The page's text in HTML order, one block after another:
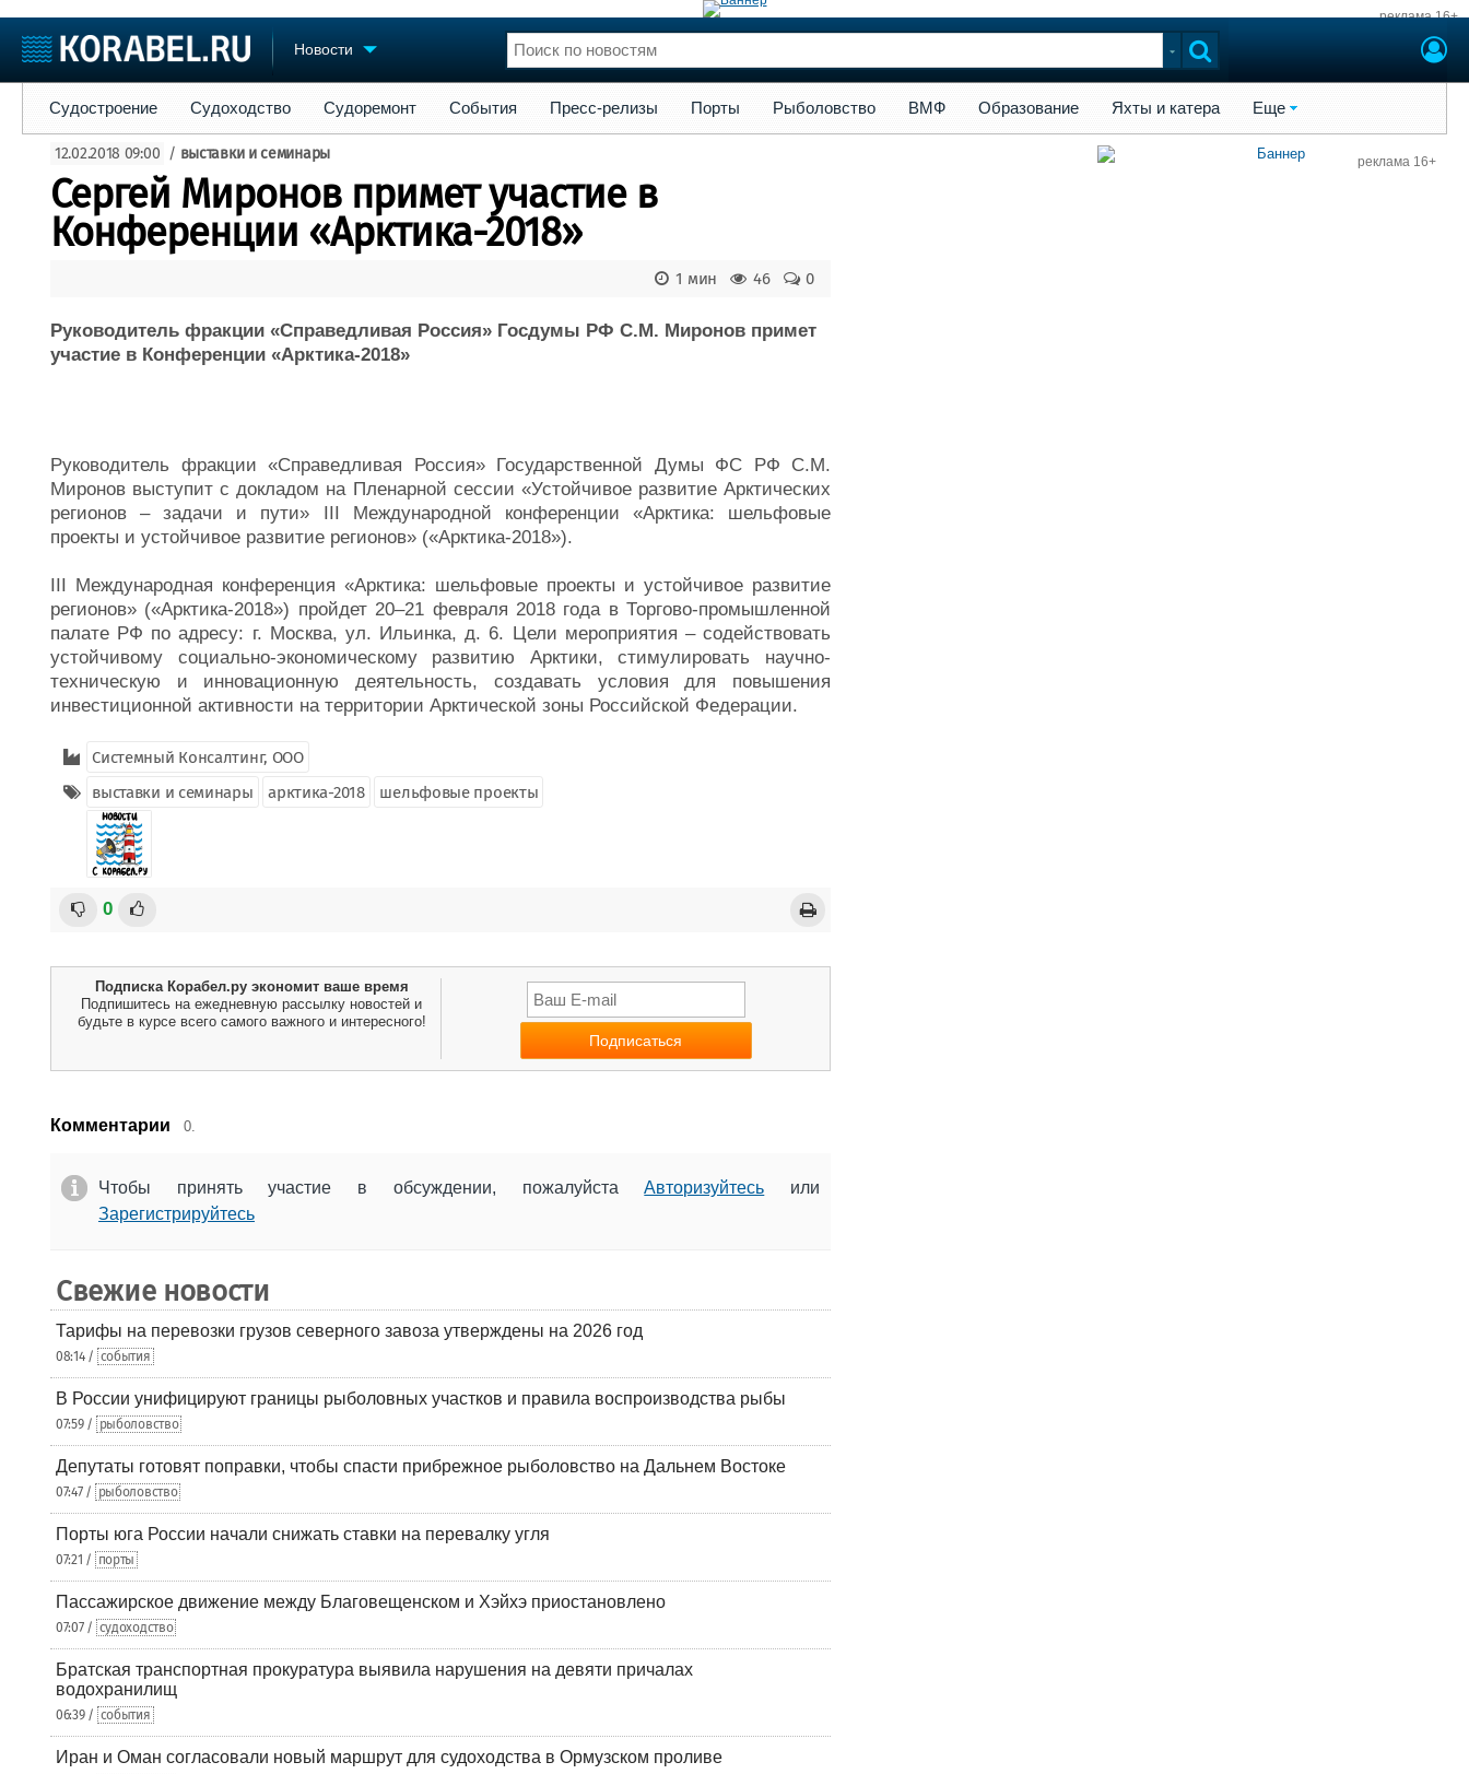
реклама 16+
Новости
Судостроение
Пульс
Новости
Компании
Репутация
Журнал
Реклама
Торговая площадка
Доска объявлений
Продажа флота
Оборудование
Изделия
Конференции
Личности
Флот
Форум
Судостроение Судоходство Судоремонт События Пресс-релизы Порты Рыболовство ВМФ Образование Яхты и катера Еще
12.02.2018 09:00 / выставки и семинары
Сергей Миронов примет участие в
Конференции «Арктика-2018»
0
46
1 мин
Руководитель фракции «Справедливая Россия» Госдумы РФ С.М. Миронов примет
участие в Конференции «Арктика-2018»
Руководитель фракции «Справедливая Россия» Государственной Думы ФС РФ С.М.
Миронов выступит с докладом на Пленарной сессии «Устойчивое развитие Арктических
регионов – задачи и пути» III Международной конференции «Арктика: шельфовые
проекты и устойчивое развитие регионов» («Арктика-2018»).
III Международная конференция «Арктика: шельфовые проекты и устойчивое развитие
регионов» («Арктика-2018») пройдет 20–21 февраля 2018 года в Торгово-промышленной
палате РФ по адресу: г. Москва, ул. Ильинка, д. 6. Цели мероприятия – содействовать
устойчивому социально-экономическому развитию Арктики, стимулировать научно-
техническую и инновационную деятельность, создавать условия для повышения
инвестиционной активности на территории Арктической зоны Российской Федерации.
Системный Консалтинг, ООО
выставки и семинары
арктика-2018 шельфовые проекты
0
Подписка Корабел.ру экономит ваше время
Подпишитесь на ежедневную рассылку новостей и
будьте в курсе всего самого важного и интересного!
Комментарии 0.
Чтобы принять участие в обсуждении, пожалуйстаАвторизуйтесь или
Зарегистрируйтесь
Свежие новости
Тарифы на перевозки грузов северного завоза утверждены на 2026 год
08:14 / события
В России унифицируют границы рыболовных участков и правила воспроизводства рыбы
07:59 / рыболовство
Депутаты готовят поправки, чтобы спасти прибрежное рыболовство на Дальнем Востоке
07:47 / рыболовство
Порты юга России начали снижать ставки на перевалку угля
07:21 / порты
Пассажирское движение между Благовещенском и Хэйхэ приостановлено
07:07 / судоходство
Братская транспортная прокуратура выявила нарушения на девяти причалах
водохранилищ
06:39 / события
Иран и Оман согласовали новый маршрут для судоходства в Ормузском проливе
реклама 16+